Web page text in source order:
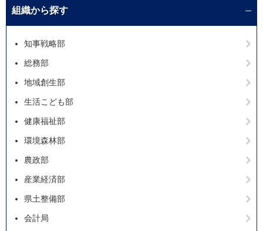
組織から探す
知事戦略部
総務部
地域創生部
生活こども部
健康福祉部
環境森林部
農政部
産業経済部
県土整備部
会計局